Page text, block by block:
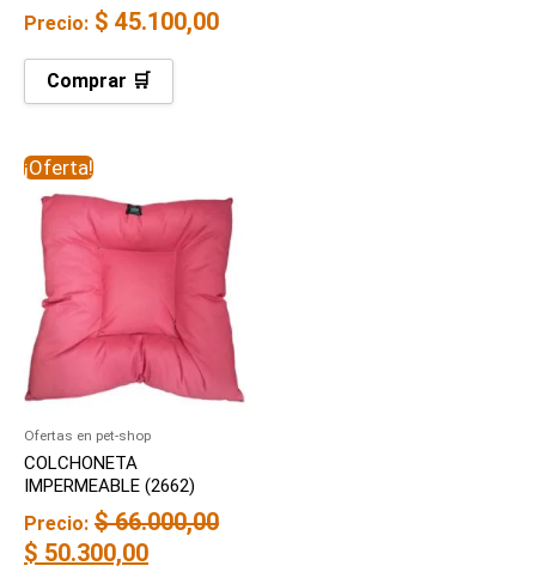
Precio: $ 45.100,00
Comprar 🛒
¡Oferta!
Ofertas en pet-shop
COLCHONETA
IMPERMEABLE (2662)
Precio: $66.000,00
El
precio
original
era:
$ 66.000,00.
$ 50.300,00
precio
actual
es:
$ 50.300,00.